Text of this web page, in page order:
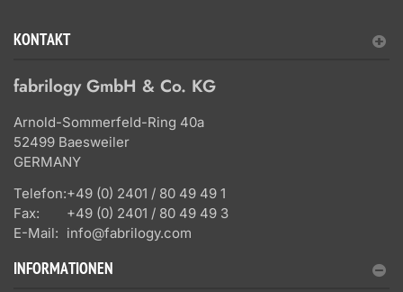
KONTAKT
fabrilogy GmbH & Co. KG
Arnold-Sommerfeld-Ring 40a
52499 Baesweiler
GERMANY
Telefon:+49 (0) 2401 / 80 49 49 1
Fax:
+49 (0) 2401 / 80 49 49 3
E-Mail: info@fabrilogy.com
INFORMATIONEN